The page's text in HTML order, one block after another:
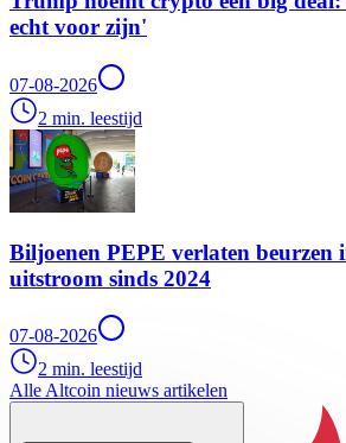
echt voor zijn'
07-08-2026
2 min. leestijd
Biljoenen PEPE verlaten beurzen
uitstroom sinds 2024
07-08-2026
2 min. leestijd
Alle Altcoin nieuws artikelen